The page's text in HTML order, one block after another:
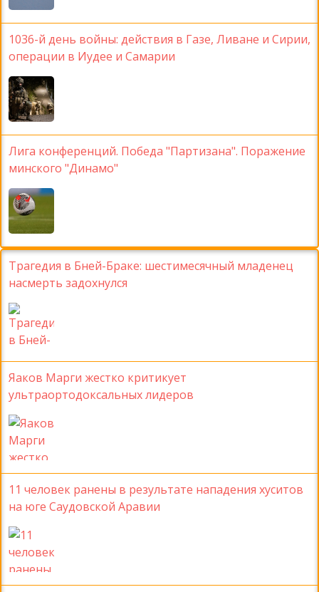
1036-й день войны: действия в Газе, Ливане и Сирии,
операции в Иудее и Самарии
Лига конференций. Победа "Партизана". Поражение
минского "Динамо"
Трагедия в Бней-Браке: шестимесячный младенец
насмерть задохнулся
Яаков Марги жестко критикует
ультраортодоксальных лидеров
11 человек ранены в результате нападения хуситов
на юге Саудовской Аравии